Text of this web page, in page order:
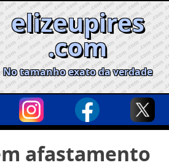
elizeupires
.com
No tamanho exato da verdade
afastamento